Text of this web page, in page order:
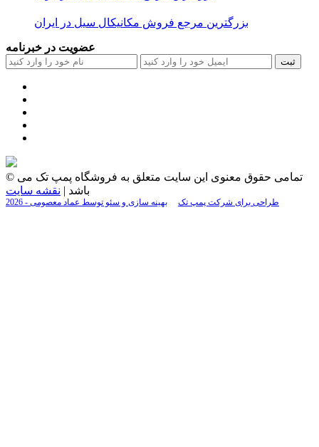
بزرگترین مرجع فروش مکانیکال سیل در ایران
عضویت در خبرنامه
ثبت
© تمامی حقوق معنوی این سایت متعلق به فروشگاه پمپ تک می
باشد | نقشه سایت
2026 - طراحی برای شرکت پمپ تک بهینه سازی و سئو توسط عماد معصومی